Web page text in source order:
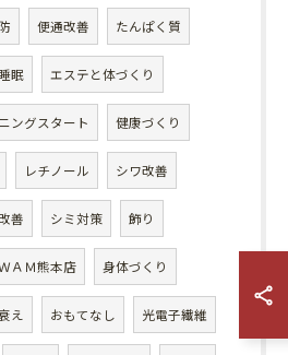
便通改善 たんぱく質
眠 エステと体づくり
ングスタート 健康づくり
レチノール シワ改善
善 シミ対策 飾り
ＡＭ熊本店 身体づくり
え おもてなし 光電子繊維